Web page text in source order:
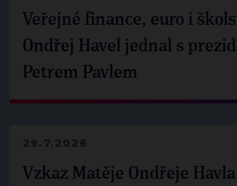
Veřejné finance, euro i
Ondřej Havel jednal s
Petrem Pavlem
29.7.2026
Vzkaz Matěje Ondřeje